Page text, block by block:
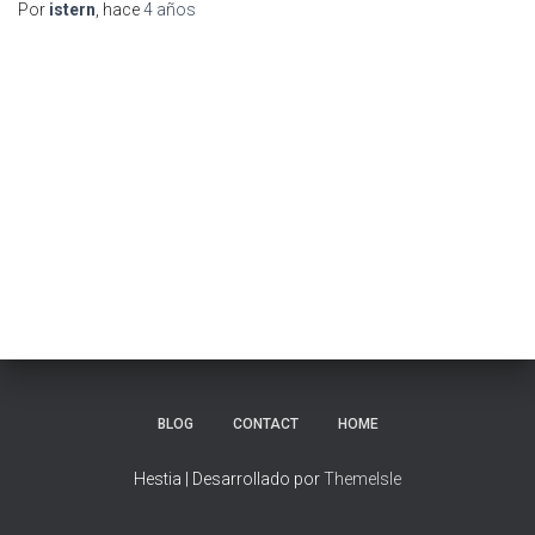
Por istern , hace4 años
BLOG CONTACT HOME
Hestia | Desarrollado porThemeIsle